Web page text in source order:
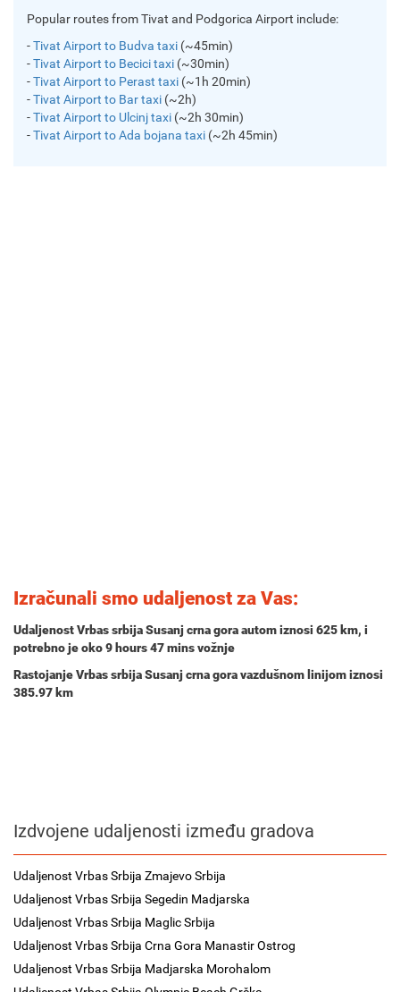
Popular routes from Tivat and Podgorica Airport include:
-Tivat Airport to Budva taxi (~45min)
-Tivat Airport to Becici taxi (~30min)
-Tivat Airport to Perast taxi (~1h 20min)
-Tivat Airport to Bar taxi (~2h)
-Tivat Airport to Ulcinj taxi (~2h 30min)
-Tivat Airport to Ada bojana taxi (~2h 45min)
Izračunali smo udaljenost za Vas:
Udaljenost Vrbas srbija Susanj crna gora autom iznosi 625 km, i
potrebno je oko9 hours 47 minsvožnje
Rastojanje Vrbas srbija Susanj crna gora vazdušnom linijom iznosi
385.97 km
Izdvojene udaljenosti između gradova
Udaljenost Vrbas Srbija Zmajevo Srbija
Udaljenost Vrbas Srbija Segedin Madjarska
Udaljenost Vrbas Srbija Maglic Srbija
Udaljenost Vrbas Srbija Crna Gora Manastir Ostrog
Udaljenost Vrbas Srbija Madjarska Morohalom